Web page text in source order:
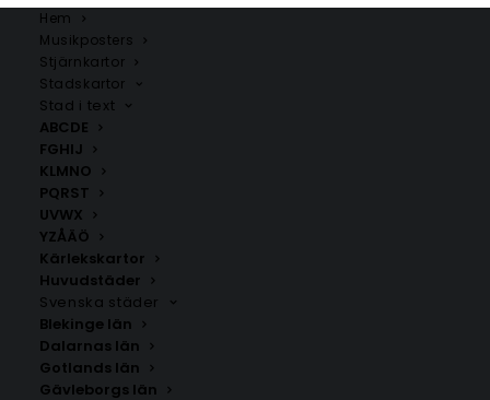
Hem
Musikposters
Stjärnkartor
Stadskartor
Stad i text
ABCDE
FGHIJ
KLMNO
PQRST
UVWX
YZÅÄÖ
Kärlekskartor
Huvudstäder
Svenska städer
Blekinge län
Dalarnas län
Gotlands län
Gävleborgs län